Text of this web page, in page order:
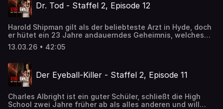
Dr. Tod - Staffel 2, Episode 12
Harold Shipman gilt als der beliebteste Arzt in Hyde, doch
er hütet ein 23 Jahre andauerndes Geheimnis, welches
nur durch einen Zufall ans Licht kommen.
13.03.26 • 42:05
Der Eyeball-Killer - Staffel 2, Episode 11
Charles Albright ist ein guter Schüler, schließt die High
School zwei Jahre früher ab als alles anderen und will